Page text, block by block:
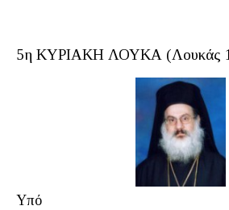
5η ΚΥΡΙΑΚΗ ΛΟΥΚΑ (Λουκάς
Υπό